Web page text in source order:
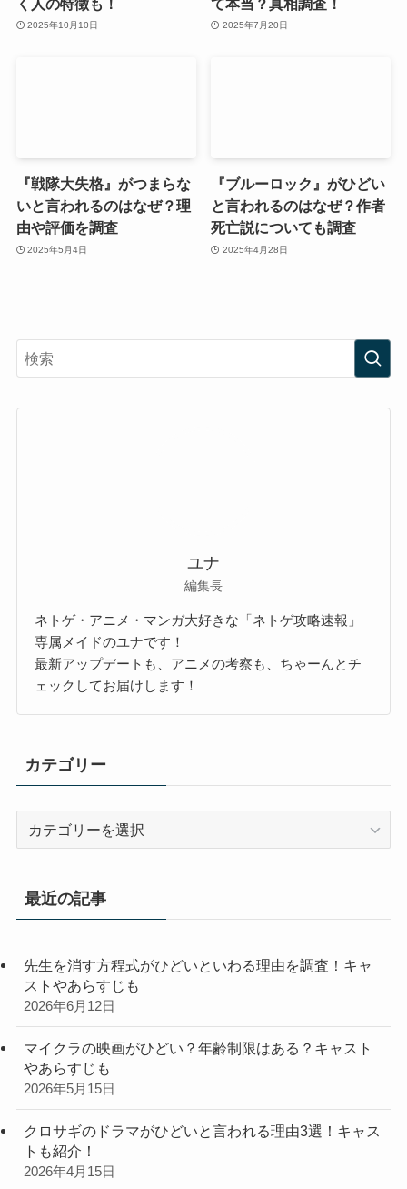
く人の特徴も！
2025年10月10日
て本当？真相調査！
2025年7月20日
『戦隊大失格』がつまらな
いと言われるのはなぜ？理
由や評価を調査
2025年5月4日
『ブルーロック』がひどい
と言われるのはなぜ？作者
死亡説についても調査
2025年4月28日
ユナ
編集長
ネトゲ・アニメ・マンガ大好きな「ネトゲ攻略速報」
専属メイドのユナです！
最新アップデートも、アニメの考察も、ちゃーんとチ
ェックしてお届けします！
カテゴリー
リ
最近の記事
先生を消す方程式がひどいといわる理由を調査！キャ
ストやあらすじも
2026年6月12日
マイクラの映画がひどい？年齢制限はある？キャスト
やあらすじも
2026年5月15日
クロサギのドラマがひどいと言われる理由3選！キャス
トも紹介！
2026年4月15日